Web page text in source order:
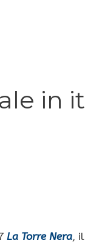
in
La Torre Nera,